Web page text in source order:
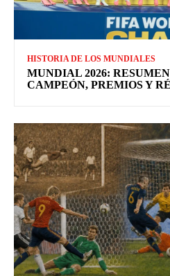
HISTORIA DE LOS MUNDIALES
MUNDIAL 2026:
CAMPEÓN, PREMIOS Y